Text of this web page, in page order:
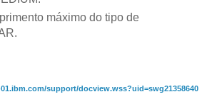
máximo do tipo de
support/docview.wss?uid=swg21358640